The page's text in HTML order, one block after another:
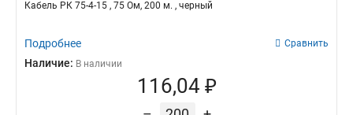
Кабель РК 75-4-15 , 75 Ом, 200 м. , черный
Подробнее Сравнить
Наличие: В наличии
116,04 ₽